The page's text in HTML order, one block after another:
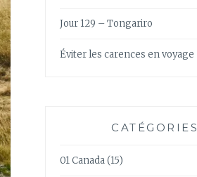
Jour 129 – Tongariro
Éviter les carences en voyage
CATÉGORIES
01 Canada(15)